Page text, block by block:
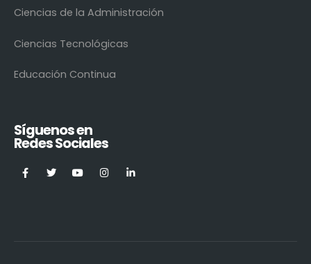
Ciencias de la Administración
Ciencias Tecnológicas
Educación Continua
Síguenos en
Redes Sociales